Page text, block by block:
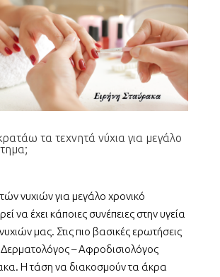
τα τεχνητά νύχια για μεγάλο
νυχιών για μεγάλο χρονικό
να έχει κάποιες συνέπειες στην υγεία
μας. Στις πιο βασικές ερωτήσεις
– Αφροδισιολόγος
Η τάση να διακοσμούν τα άκρα